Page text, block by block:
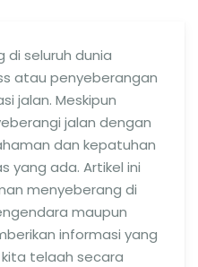
di seluruh dunia
atau penyeberangan
jalan. Meskipun
jalan dengan
dan kepatuhan
yang ada. Artikel ini
menyeberang di
maupun
informasi yang
telaah secara